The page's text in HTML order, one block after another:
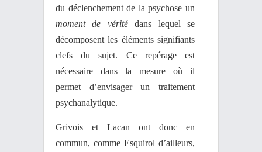
du déclenchement de la psychose un
moment de véritédans lequel se
décomposent les éléments signifiants
clefs du sujet. Ce repérage est
nécessaire dans la mesure où il
permet d’envisager un traitement
psychanalytique.
Grivois et Lacan ont donc en
commun, comme Esquirol d’ailleurs,